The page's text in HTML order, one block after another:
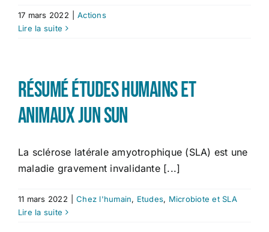
17 mars 2022
Actions
Lire la suite
Résumé études humains et
animaux Jun Sun
La sclérose latérale amyotrophique (SLA) est une
maladie gravement invalidante [...]
11 mars 2022 Chez l'humain, Etudes, Microbiote et SLA
Lire la suite